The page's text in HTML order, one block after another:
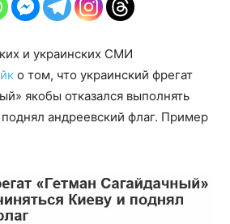
и украинских СМИ
о том, что украинский фрегат
якобы отказался выполнять
андреевский флаг. Пример